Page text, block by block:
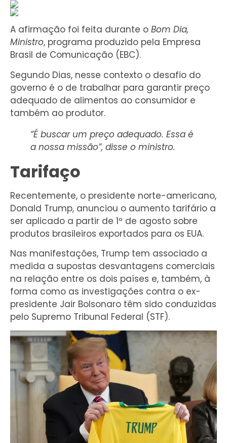
A afirmação foi feita durante o Bom Dia,
Ministro, programa produzido pela Empresa
Brasil de Comunicação (EBC).
Segundo Dias, nesse contexto o desafio do
governo é o de trabalhar para garantir preço
adequado de alimentos ao consumidor e
também ao produtor.
“É buscar um preço adequado. Essa é
a nossa missão”, disse o ministro.
Tarifaço
Recentemente, o presidente norte-americano,
Donald Trump, anunciou o aumento tarifário a
ser aplicado a partir de 1º de agosto sobre
produtos brasileiros exportados para os EUA.
Nas manifestações, Trump tem associado a
medida a supostas desvantagens comerciais
na relação entre os dois países e, também, à
forma como as investigações contra o ex-
presidente Jair Bolsonaro têm sido conduzidas
pelo Supremo Tribunal Federal (STF).